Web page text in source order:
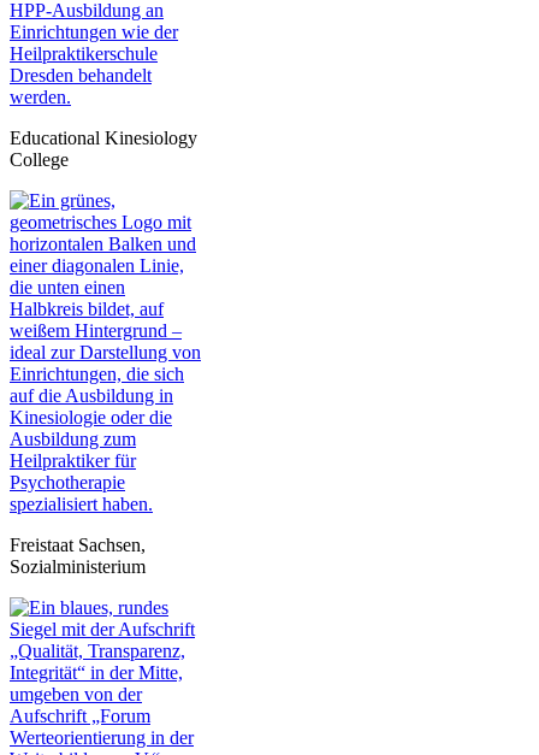
Educational Kinesiology
College
Freistaat Sachsen,
Sozialministerium